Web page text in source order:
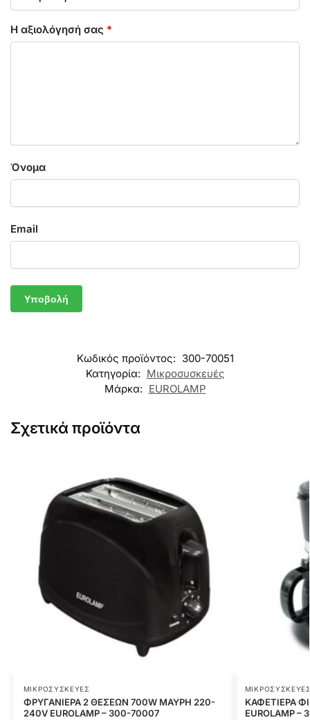
Η αξιολόγησή σας *
Όνομα
Email
Κωδικός προϊόντος: 300-70051
Κατηγορία: Μικροσυσκευές
Μάρκα: EUROLAMP
Σχετικά προϊόντα
ΜΙΚΡΟΣΥΣΚΕΥΈΣ
ΦΡΥΓΑΝΙΕΡΑ 2 ΘΕΣΕΩΝ 700W ΜΑΥΡΗ 220-
240V EUROLAMP – 300-70007
ΚΑΦΕΤΙΕΡΑ
EUROLAMP –